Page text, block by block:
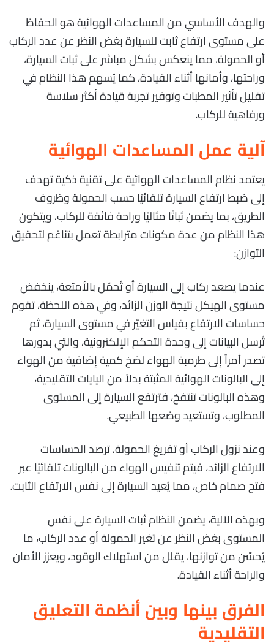
والهدف الأساسي من المساعدات الهوائية هو الحفاظ
على مستوى ارتفاع ثابت للسيارة بغض النظر عن عدد الركاب
أو الحمولة، مما ينعكس بشكل مباشر على ثبات السيارة،
وراحتها، وأمانها أثناء القيادة، كما يُسهم هذا النظام في
تقليل تأثير المطبات وتوفير تجربة قيادة أكثر سلاسة
ورفاهية للركاب.
آلية عمل المساعدات الهوائية
يعتمد نظام المساعدات الهوائية على تقنية ذكية تهدف
إلى ضبط ارتفاع السيارة تلقائيًا حسب الحمولة وظروف
الطريق، بما يضمن ثباتًا مثاليًا وراحة فائقة للركاب، ويتكون
هذا النظام من عدة مكونات مترابطة تعمل بتناغم لتحقيق
التوازن:
عندما يصعد ركاب إلى السيارة أو تُحمّل بالأمتعة، ينخفض
مستوى الهيكل نتيجة الوزن الزائد، وفي هذه اللحظة، تقوم
حساسات الارتفاع بقياس التغيّر في مستوى السيارة، ثم
تُرسل البيانات إلى وحدة التحكم الإلكترونية، والتي بدورها
تصدر أمراً إلى طرمبة الهواء لضخ كمية إضافية من الهواء
إلى البالونات الهوائية المثبتة بدلاً من اليايات التقليدية،
وهذه البالونات تنتفخ، فترتفع السيارة إلى المستوى
المطلوب، وتستعيد وضعها الطبيعي.
وعند نزول الركاب أو تفريغ الحمولة، ترصد الحساسات
الارتفاع الزائد، فيتم تنفيس الهواء من البالونات تلقائيًا عبر
فتح صمام خاص، مما يُعيد السيارة إلى نفس الارتفاع الثابت.
وبهذه الآلية، يضمن النظام ثبات السيارة على نفس
المستوى بغض النظر عن تغير الحمولة أو عدد الركاب، ما
يُحسّن من توازنها، يقلل من استهلاك الوقود، ويعزز الأمان
والراحة أثناء القيادة.
الفرق بينها وبين أنظمة التعليق
التقليدية